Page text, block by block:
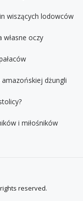
wiszących lodowców
oczy
dżungli
i miłośników
rights reserved.